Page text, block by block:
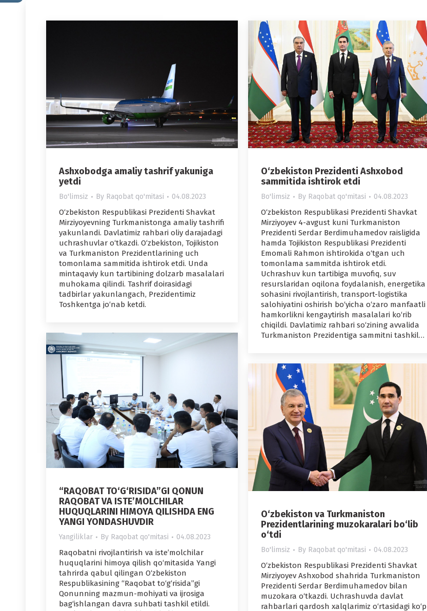
Ashxobodga amaliy tashrif yakuniga
yetdi
Bo'limsiz By Raqobat qo'mitasi 04.08.2023
O‘zbekiston Respublikasi Prezidenti Shavkat
Mirziyoyevning Turkmanistonga amaliy tashrifi
yakunlandi. Davlatimiz rahbari oliy darajadagi
uchrashuvlar o‘tkazdi. O‘zbekiston, Tojikiston
va Turkmaniston Prezidentlarining uch
tomonlama sammitida ishtirok etdi. Unda
mintaqaviy kun tartibining dolzarb masalalari
muhokama qilindi. Tashrif doirasidagi
tadbirlar yakunlangach, Prezidentimiz
Toshkentga jo‘nab ketdi.
O‘zbekiston Prezidenti Ashxobod
sammitida ishtirok etdi
Bo'limsiz By Raqobat qo'mitasi 04.08.2023
O‘zbekiston Respublikasi Prezidenti Shavkat
Mirziyoyev 4-avgust kuni Turkmaniston
Prezidenti Serdar Berdimuhamedov raisligida
hamda Tojikiston Respublikasi Prezidenti
Emomali Rahmon ishtirokida o‘tgan uch
tomonlama sammitda ishtirok etdi.
Uchrashuv kun tartibiga muvofiq, suv
resurslaridan oqilona foydalanish, energetika
sohasini rivojlantirish, transport-logistika
salohiyatini oshirish bo‘yicha o‘zaro manfaatli
hamkorlikni kengaytirish masalalari ko‘rib
chiqildi. Davlatimiz rahbari so‘zining avvalida
Turkmaniston Prezidentiga sammitni tashkil…
“RAQOBAT TO‘G‘RISIDA”GI QONUN
RAQOBAT VA ISTEʼMOLCHILAR
HUQUQLARINI HIMOYA QILISHDA ENG
YANGI YONDASHUVDIR
Yangiliklar By Raqobat qo'mitasi 04.08.2023
Raqobatni rivojlantirish va iste’molchilar
huquqlarini himoya qilish qo‘mitasida Yangi
tahrirda qabul qilingan O‘zbekiston
Respublikasining “Raqobat to‘g‘risida”gi
Qonunning mazmun-mohiyati va ijrosiga
bag‘ishlangan davra suhbati tashkil etildi.
O‘zbekiston va Turkmaniston
Prezidentlarining muzokaralari bo‘lib
o‘tdi
Bo'limsiz By Raqobat qo'mitasi 04.08.2023
O‘zbekiston Respublikasi Prezidenti Shavkat
Mirziyoyev Ashxobod shahrida Turkmaniston
Prezidenti Serdar Berdimuhamedov bilan
muzokara o‘tkazdi. Uchrashuvda davlat
rahbarlari qardosh xalqlarimiz o‘rtasidagi ko‘p